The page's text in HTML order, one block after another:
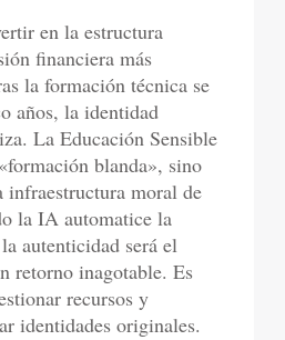
en la estructura
financiera más
la formación técnica se
años, la identidad
La Educación Sensible
blanda», sino
infraestructura moral de
la IA automatice la
autenticidad será el
retorno inagotable. Es
recursos y
identidades originales.